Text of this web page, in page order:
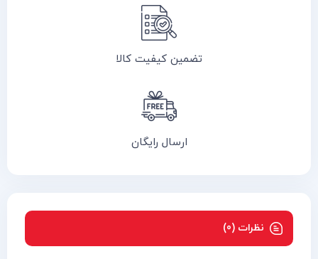
تضمین کیفیت کالا
ارسال رایگان
نظرات (0)